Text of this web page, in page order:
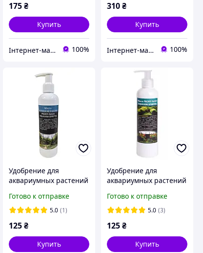
175 ₴
Купить
Інтернет-магазин "Aquahim Spiritol" 100%
310₴
Купить
Інтернет-магазин "Aquahim Spiritol" 100%
Удобрение для
аквариумных растений
калия Proffi Maxi,
250мл.
Готово к отправке
5.0 (1)
125 ₴
Купить
Удобрение для
аквариумных растений
Proffi Maxi, 0.25л
Готово к отправке
5.0 (3)
125₴
Купить